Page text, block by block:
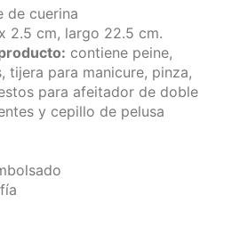
de cuerina
2.5 cm, largo 22.5 cm.
contiene peine,
tijera para manicure, pinza,
para afeitador de doble
y cepillo de pelusa